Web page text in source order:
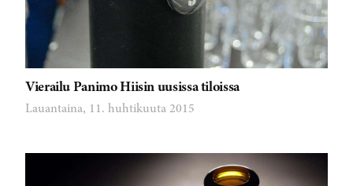
Vierailu Panimo Hiisin uusissa tiloissa
Lauantaina, 11. huhtikuuta 2015